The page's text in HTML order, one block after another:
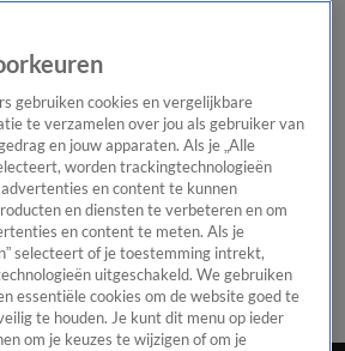
Regionieuws Het beste van Hart
Tip de
WeerTip de redactiePanelVideo's
gebruiken cookies en vergelijkbare
te verzamelen over jou als gebruiker van
en jouw apparaten. Als je „Alle
worden trackingtechnologieën
en content te kunnen
en diensten te verbeteren en om
en content te meten. Als je
selecteert of je toestemming intrekt,
uitgeschakeld. We gebruiken
essentiële cookies om de website goed te
te houden. Je kunt dit menu op ieder
om je keuzes te wijzigen of om je